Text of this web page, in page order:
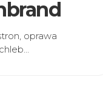
oprawa